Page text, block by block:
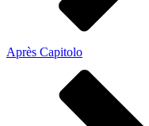
Après Capitolo